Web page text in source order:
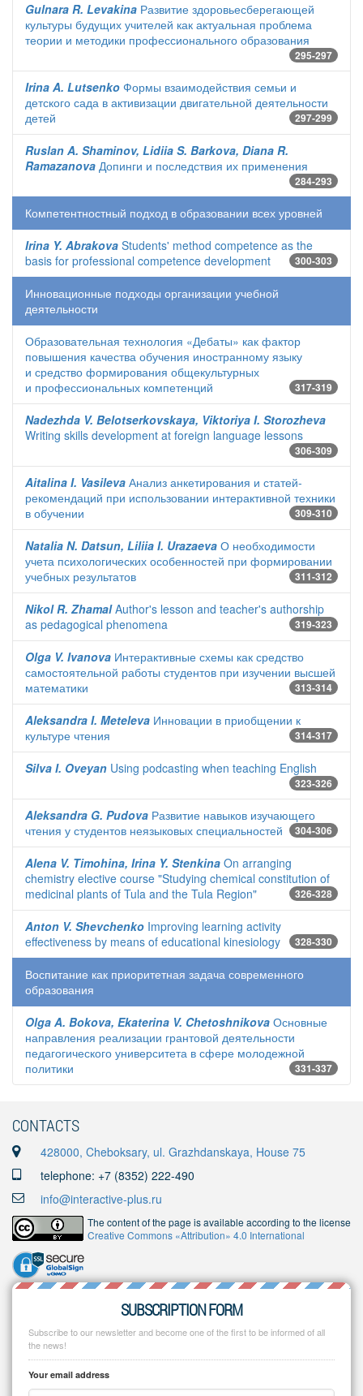
Gulnara R. Levakina Развитие здоровьесберегающей
культуры будущих учителей как актуальная проблема
теории и методики профессионального образования
295-297
Irina A. Lutsenko Формы взаимодействия семьи и
детского сада в активизации двигательной деятельности
детей
297-299
Ruslan A. Shaminov, Lidiia S. Barkova, Diana R.
Ramazanova Допинги и последствия их применения
284-293
Компетентностный подход в образовании всех уровней
Irina Y. Abrakova Students' method competence as the
basis for professional competence development
300-303
Инновационные подходы организации учебной
деятельности
Образовательная технология «Дебаты» как фактор
повышения качества обучения иностранному языку
и средство формирования общекультурных
и профессиональных компетенций
317-319
Nadezhda V. Belotserkovskaya, Viktoriya I. Storozheva
Writing skills development at foreign language lessons
306-309
Aitalina I. Vasileva Анализ анкетирования и статей-
рекомендаций при использовании интерактивной техники
в обучении
309-310
Natalia N. Datsun, Liliia I. Urazaeva О необходимости
учета психологических особенностей при формировании
учебных результатов
311-312
Nikol R. ZhamalAuthor's lesson and teacher's authorship
as pedagogical phenomena
319-323
Olga V. Ivanova Интерактивные схемы как средство
самостоятельной работы студентов при изучении высшей
математики
313-314
Aleksandra I. Meteleva Инновации в приобщении к
культуре чтения
314-317
Silva I. Oveyan Using podcasting when teaching English
323-326
Aleksandra G. Pudova Развитие навыков изучающего
чтения у студентов неязыковых специальностей
304-306
Alena V. Timohina, Irina Y. Stenkina On arranging
chemistry elective course "Studying chemical constitution of
medicinal plants of Tula and the Tula Region"
326-328
Anton V. Shevchenko Improving learning activity
effectiveness by means of educational kinesiology
328-330
Воспитание как приоритетная задача современного
образования
Olga A. Bokova, Ekaterina V. Chetoshnikova Основные
направления реализации грантовой деятельности
педагогического университета в сфере молодежной
политики
331-337
CONTACTS
428000, Cheboksary, ul. Grazhdanskaya, House 75
telephone: +7 (8352) 222-490
info@interactive-plus.ru
The content of the page is available according to the license
Creative Commons «Attribution» 4.0 International
SUBSCRIPTION FORM
Subscribe to our newsletter and become one of the first to be informed of all
the news!
Your email address